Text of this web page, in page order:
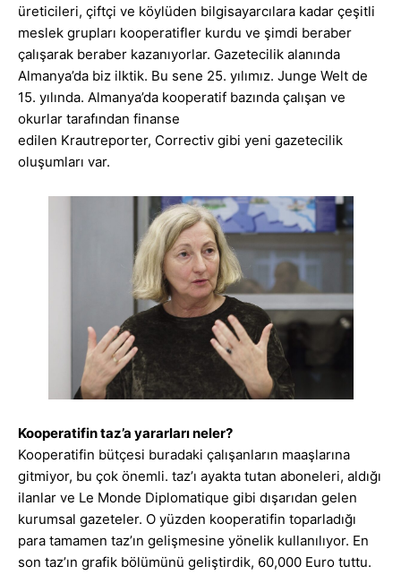
üreticileri, çiftçi ve köylüden bilgisayarcılara kadar çeşitli
meslek grupları kooperatifler kurdu ve şimdi beraber
çalışarak beraber kazanıyorlar. Gazetecilik alanında
Almanya’da biz ilktik. Bu sene 25. yılımız. Junge Welt de
15. yılında. Almanya’da kooperatif bazında çalışan ve
okurlar tarafından finanse
edilen Krautreporter, Correctiv gibi yeni gazetecilik
oluşumları var.
Kooperatifin taz’a yararları neler?
Kooperatifin bütçesi buradaki çalışanların maaşlarına
gitmiyor, bu çok önemli. taz’ı ayakta tutan aboneleri, aldığı
ilanlar ve Le Monde Diplomatique gibi dışarıdan gelen
kurumsal gazeteler. O yüzden kooperatifin toparladığı
para tamamen taz’ın gelişmesine yönelik kullanılıyor. En
son taz’ın grafik bölümünü geliştirdik, 60,000 Euro tuttu.